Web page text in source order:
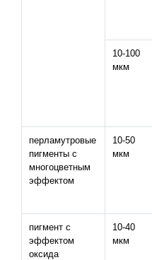
10-100
мкм
перламутровые
пигменты с
многоцветным
эффектом
10-50
мкм
пигмент с
эффектом
оксида
10-40
мкм